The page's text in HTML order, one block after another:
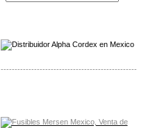
-------------------------------------------------